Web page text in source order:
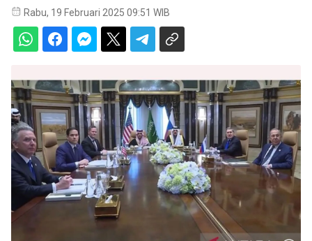
Rabu, 19 Februari 2025 09:51 WIB